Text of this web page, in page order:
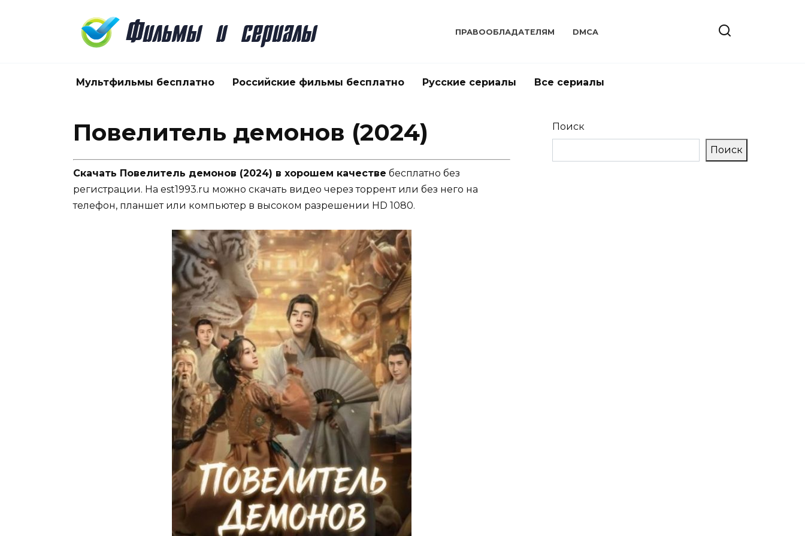
ПРАВООБЛАДАТЕЛЯМ DMCA
Мультфильмы бесплатно Российские фильмы бесплатно Русские сериалы Все сериалы
Повелитель демонов (2024)
Скачать Повелитель демонов (2024) в хорошем качестве бесплатно без
регистрации. На est1993.ru можно скачать видео через торрент или без него на
телефон, планшет или компьютер в высоком разрешении HD 1080.
Поиск
Поиск